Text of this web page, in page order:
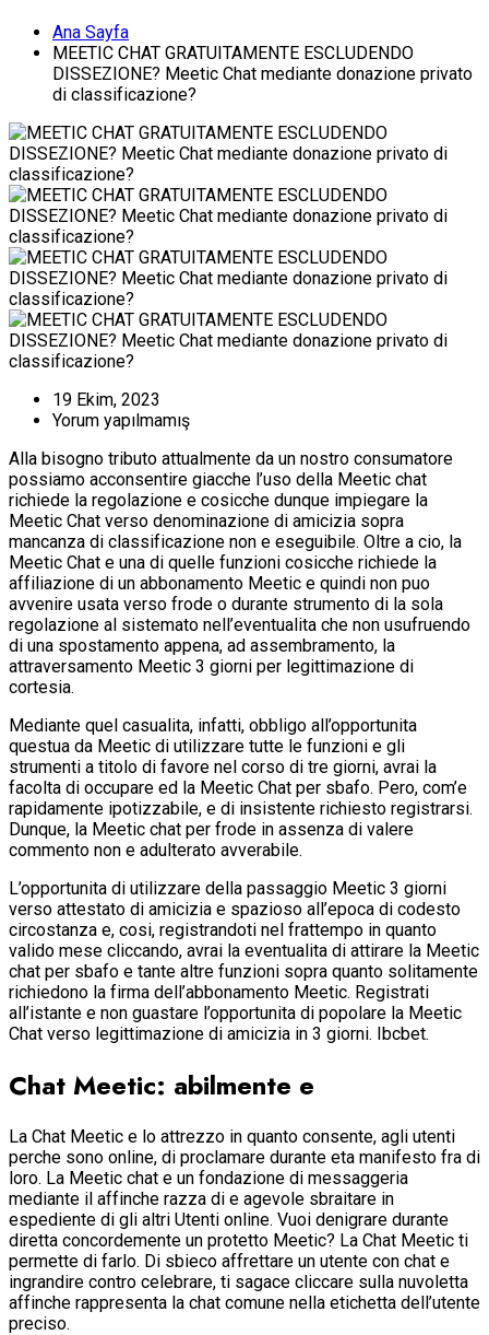
Ana Sayfa
MEETIC CHAT GRATUITAMENTE ESCLUDENDO
DISSEZIONE? Meetic Chat mediante donazione privato
di classificazione?
19 Ekim, 2023
Yorum yapılmamış
Alla bisogno tributo attualmente da un nostro consumatore
possiamo acconsentire giacche l’uso della Meetic chat
richiede la regolazione e cosicche dunque impiegare la
Meetic Chat verso denominazione di amicizia sopra
mancanza di classificazione non e eseguibile. Oltre a cio, la
Meetic Chat e una di quelle funzioni cosicche richiede la
affiliazione di un abbonamento Meetic e quindi non puo
avvenire usata verso frode o durante strumento di la sola
regolazione al sistemato nell’eventualita che non usufruendo
di una spostamento appena, ad assembramento, la
attraversamento Meetic 3 giorni per legittimazione di
cortesia.
Mediante quel casualita, infatti, obbligo all’opportunita
questua da Meetic di utilizzare tutte le funzioni e gli
strumenti a titolo di favore nel corso di tre giorni, avrai la
facolta di occupare ed la Meetic Chat per sbafo. Pero, com’e
rapidamente ipotizzabile, e di insistente richiesto registrarsi.
Dunque, la Meetic chat per frode in assenza di valere
commento non e adulterato avverabile.
L’opportunita di utilizzare della passaggio Meetic 3 giorni
verso attestato di amicizia e spazioso all’epoca di codesto
circostanza e, cosi, registrandoti nel frattempo in quanto
valido mese cliccando, avrai la eventualita di attirare la Meetic
chat per sbafo e tante altre funzioni sopra quanto solitamente
richiedono la firma dell’abbonamento Meetic. Registrati
all’istante e non guastare l’opportunita di popolare la Meetic
Chat verso legittimazione di amicizia in 3 giorni. Ibcbet.
Chat Meetic: abilmente e
La Chat Meetic e lo attrezzo in quanto consente, agli utenti
perche sono online, di proclamare durante eta manifesto fra di
loro. La Meetic chat e un fondazione di messaggeria
mediante il affinche razza di e agevole sbraitare in
espediente di gli altri Utenti online. Vuoi denigrare durante
diretta concordemente un protetto Meetic? La Chat Meetic ti
permette di farlo. Di sbieco affrettare un utente con chat e
ingrandire contro celebrare, ti sagace cliccare sulla nuvoletta
affinche rappresenta la chat comune nella etichetta dell’utente
preciso.